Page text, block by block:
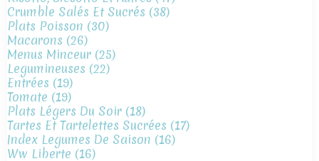
Crumble Salés Et Sucrés (38)
Plats Poisson (30)
Macarons (26)
Menus Minceur (25)
Legumineuses (22)
Entrées (19)
Tomate (19)
Plats Légers Du Soir (18)
Tartes Et Tartelettes Sucrées (17)
Index Legumes De Saison (16)
Ww Liberte (16)